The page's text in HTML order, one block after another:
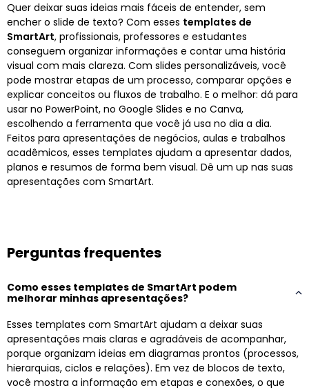
Quer deixar suas ideias mais fáceis de entender, sem
encher o slide de texto? Com esses templates de
SmartArt, profissionais, professores e estudantes
conseguem organizar informações e contar uma história
visual com mais clareza. Com slides personalizáveis, você
pode mostrar etapas de um processo, comparar opções e
explicar conceitos ou fluxos de trabalho. E o melhor: dá para
usar no PowerPoint, no Google Slides e no Canva,
escolhendo a ferramenta que você já usa no dia a dia.
Feitos para apresentações de negócios, aulas e trabalhos
acadêmicos, esses templates ajudam a apresentar dados,
planos e resumos de forma bem visual. Dê um up nas suas
apresentações com SmartArt.
Perguntas frequentes
Como esses templates de SmartArt podem
melhorar minhas apresentações?
Esses templates com SmartArt ajudam a deixar suas
apresentações mais claras e agradáveis de acompanhar,
porque organizam ideias em diagramas prontos (processos,
hierarquias, ciclos e relações). Em vez de blocos de texto,
você mostra a informação em etapas e conexões, o que